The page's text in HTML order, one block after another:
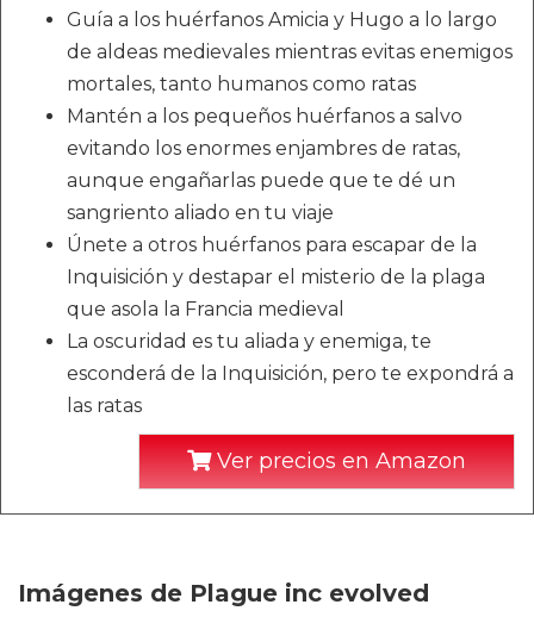
Guía a los huérfanos Amicia y Hugo a lo largo
de aldeas medievales mientras evitas enemigos
mortales, tanto humanos como ratas
Mantén a los pequeños huérfanos a salvo
evitando los enormes enjambres de ratas,
aunque engañarlas puede que te dé un
sangriento aliado en tu viaje
Únete a otros huérfanos para escapar de la
Inquisición y destapar el misterio de la plaga
que asola la Francia medieval
La oscuridad es tu aliada y enemiga, te
esconderá de la Inquisición, pero te expondrá a
las ratas
Ver precios en Amazon
Imágenes de Plague inc evolved